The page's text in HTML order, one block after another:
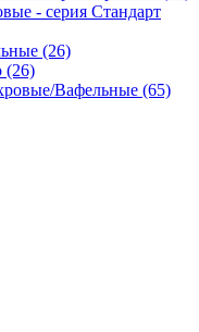
- серия Стандарт
(26)
(26)
Вафельные (65)